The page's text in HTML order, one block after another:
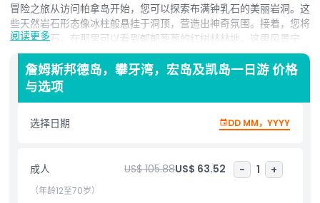
冒险之旅从访问帕拿岛开始，您可以探索布满钟乳石的美丽岩洞。这
些天然岩石形态像冰柱般悬挂于洞顶，营造出神奇氛围。接着，您将
前往水潭石，在那里可以看到郁郁葱葱的红树林林地。这里风景宁
静，展示了泰国沿海环境的自然美。
随后停靠班逸岛，这是一个建在高跷上的水上村庄。您可以享用美味
的泰式午餐，体验岛上渔业社区的当地文化。
接下来的精彩在宏岛，您可乘独木舟穿行在被红树林环绕的平静水
最后停留凯岛，您可以在清澈透明的海水中享受浮潜。与多彩鱼群畅
游，观赏美丽珊瑚礁，近距离体验水下世界。
阅读更多
詹姆斯邦德岛，攀牙湾，宏岛及凯岛一日游 价格
与选项
选择日期 DD MM，YYYY
成人 US$ 105.88US$ 63.52 - 1 +
（年龄12至70岁）